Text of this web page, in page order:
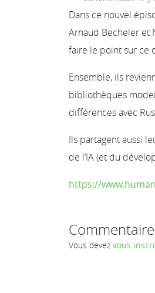
Dans ce nouvel
Arnaud Becheler et
faire le point sur ce
Ensemble, ils
bibliothèques
différences avec
Ils partagent aussi
de l’IA (et du
https://
Vous devez vous